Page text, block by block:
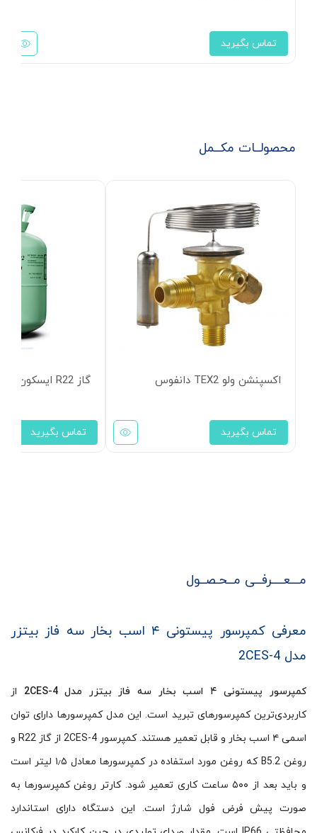
تماس بگیرید
محصولــات مکــمل
اکسپنشن ولو TEX2 دانفوس
تماس بگیرید
گاز R22 ایسکون
تماس بگیرید
مـــعــــرفــی مــحـصــول
معرفی کمپرسور پیستونی ۴ اسب بخار سه فاز بیتزر
مدل 2CES-4
کمپرسور پیستونی ۴ اسب بخار سه فاز بیتزر مدل 2CES-4
از
کاربردی‌ترین کمپرسورهای تبرید است. این مدل کمپرسورها دارای توان
اسمی ۴ اسب بخار و قابل تعمیر هستند. کمپرسور 2CES-4 از گاز R22 و
روغن B5.2 که روغن مورد استفاده در کمپرسورها معادل ۱٫۵ لیتر است
و باید بعد از ۵۰۰ ساعت کاری تعمیر شود. کارتر روغن کمپرسورها به
صورت پیش فرض فول شارژ است. این دستگاه دارای استاندارد